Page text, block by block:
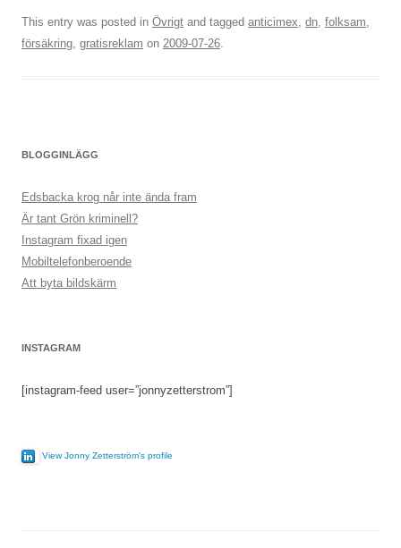
This entry was posted in Övrigt and tagged anticimex, dn, folksam,
försäkring, gratisreklam on 2009-07-26.
BLOGGINLÄGG
Edsbacka krog når inte ända fram
Är tant Grön kriminell?
Instagram fixad igen
Mobiltelefonberoende
Att byta bildskärm
INSTAGRAM
[instagram-feed user=”jonnyzetterstrom”]
View Jonny Zetterström's profile